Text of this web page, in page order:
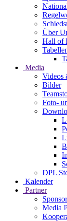
Über
Hall of
Media
Videos
Bilder
Foto-
DPL
Kalender
Partner
Media